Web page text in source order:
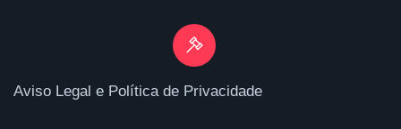
Aviso Legal e Política de Privacidade